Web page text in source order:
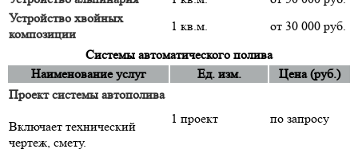
Устройство хвойных
композиции
1 кв.м.
от 30 000 руб.
Системы автоматического полива
Наименование услуг
Ед. изм.
Цена (руб.)
Проект системы автополива
Включает технический
чертеж, смету.
1 проект по запросу